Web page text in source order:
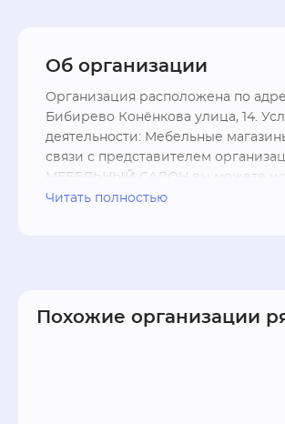
Об организации
Организация расположена по
Бибирево Конёнкова улица, 14.
деятельности: Мебельные
связи с представителем
МЕБЕЛЬНЫЙ САЛОН вы можете
контакты - телефон +7 (495) 862-90-
Читать полностью
Похожие организации